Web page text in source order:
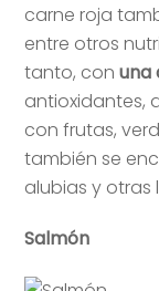
carne roja
entre otros
tanto, con una
antioxidantes,
con frutas,
también se
alubias y otras
Salmón